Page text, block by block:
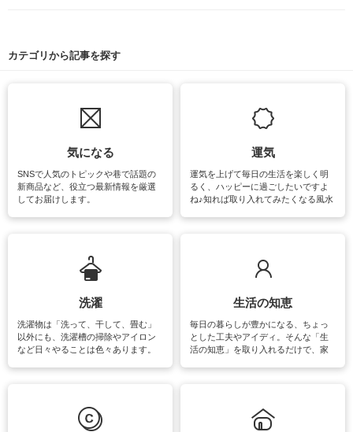
カテゴリから記事を探す
気になる
SNSで人気のトピックや巷で話題の
新商品など、役立つ最新情報を厳選
してお届けします。
運気
運気を上げて毎日の生活を楽しく明
るく、ハッピーに過ごしたいですよ
ね♪知れば取り入れてみたくなる風水
洗濯
洗濯物は「洗って、干して、畳む」
以外にも、洗濯槽の掃除やアイロン
など日々やることは色々あります。
マットなどの大きな洗濯物も、正し
い洗い方をすれば自宅で洗うことが
生活の知恵
毎日の暮らしが豊かになる、ちょっ
とした工夫やアイディ。そんな「生
活の知恵」を取り入れるだけで、家